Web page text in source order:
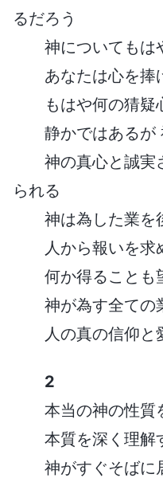
るだろう
神についてもは
あなたは心を捧
もはや何の猜疑
静かではあるが
神の真心と誠実
られる
神は為した業を
人から報いを求
何か得ることも
神が為す全ての
人の真の信仰と
2
本当の神の性質
本質を深く理解
神がすぐそばに